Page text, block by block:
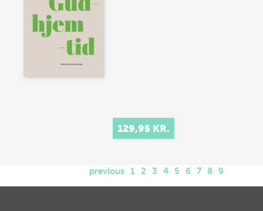
129,95 KR.
previous 1 2 3 4 5 6 7 8 9